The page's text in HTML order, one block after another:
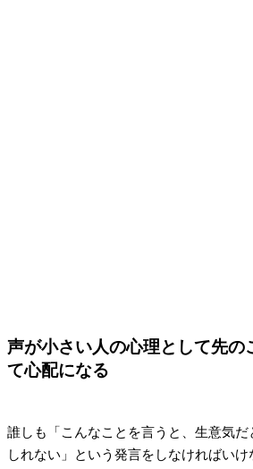
声が小さい人の心理として先の
て心配になる
誰しも「こんなことを言うと、生意気だ
しれない」という発言をしなければいけ